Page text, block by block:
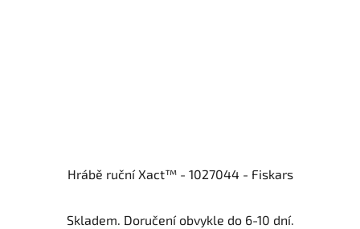
Hrábě ruční Xact™ - 1027044 - Fiskars
Skladem. Doručení obvykle do 6-10 dní.